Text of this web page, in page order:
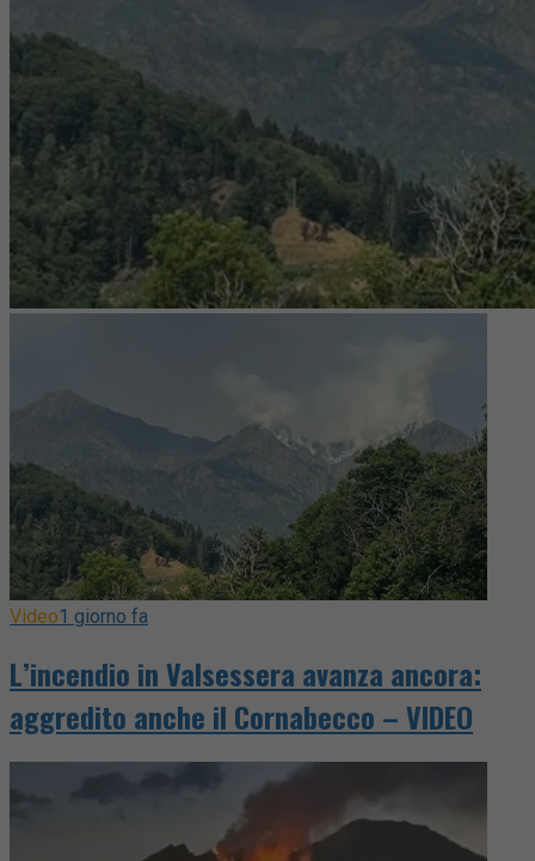
Video1 giorno fa
L’incendio in Valsessera avanza ancora:
aggredito anche il Cornabecco – VIDEO